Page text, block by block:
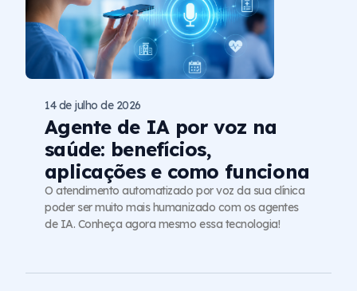
Agente de IA por voz na
saúde: benefícios,
aplicações e como funciona
14 de julho de 2026
O atendimento automatizado por voz da sua clínica
poder ser muito mais humanizado com os agentes
de IA. Conheça agora mesmo essa tecnologia!